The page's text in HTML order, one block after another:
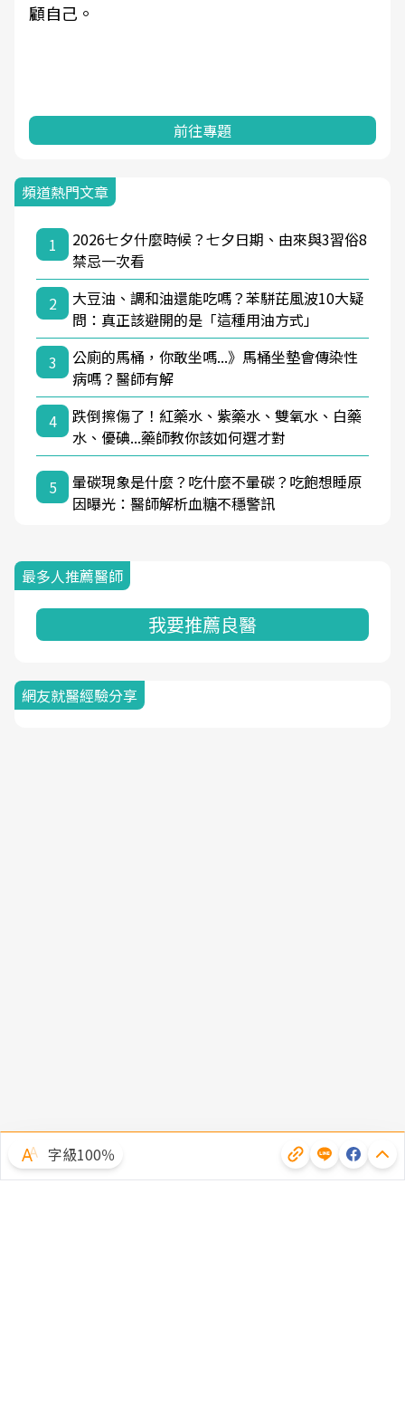
顧自己。
前往專題
頻道熱門文章
1
2026七夕什麼時候？七夕日期、由來與3習俗8
禁忌一次看
2
大豆油、調和油還能吃嗎？苯駢芘風波10大疑
問：真正該避開的是「這種用油方式」
3
公廁的馬桶，你敢坐嗎...》馬桶坐墊會傳染性
病嗎？醫師有解
4
跌倒擦傷了！紅藥水、紫藥水、雙氧水、白藥
水、優碘...藥師教你該如何選才對
5
暈碳現象是什麼？吃什麼不暈碳？吃飽想睡原
因曝光：醫師解析血糖不穩警訊
最多人推薦醫師
我要推薦良醫
網友就醫經驗分享
字級100％